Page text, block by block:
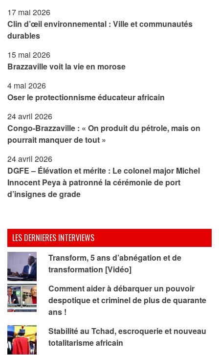
17 mai 2026
Clin d’œil environnemental : Ville et communautés
durables
15 mai 2026
Brazzaville voit la vie en morose
4 mai 2026
Oser le protectionnisme éducateur africain
24 avril 2026
Congo-Brazzaville : « On produit du pétrole, mais on
pourrait manquer de tout »
24 avril 2026
DGFE – Élévation et mérite : Le colonel major Michel
Innocent Peya à patronné la cérémonie de port
d’insignes de grade
LES DERNIERES INTERVIEWS
Transform, 5 ans d’abnégation et de
transformation [Vidéo]
Comment aider à débarquer un pouvoir
despotique et criminel de plus de quarante
ans !
Stabilité au Tchad, escroquerie et nouveau
totalitarisme africain